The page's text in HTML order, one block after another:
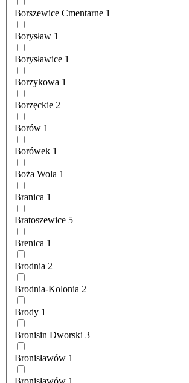
Borszewice Cmentarne 1
Borysław 1
Borysławice 1
Borzykowa 1
Borzęckie 2
Borów 1
Borówek 1
Boża Wola 1
Branica 1
Bratoszewice 5
Brenica 1
Brodnia 2
Brodnia-Kolonia 2
Brody 1
Bronisin Dworski 3
Bronisławów 1